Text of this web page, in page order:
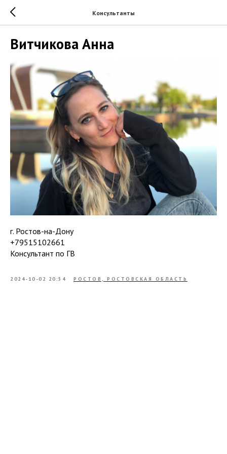
Консультанты
Витчикова Анна
г. Ростов-на-Дону
+79515102661
Консультант по ГВ
2024-10-02 20:54 РОСТОВ, РОСТОВСКАЯ ОБЛАСТЬ